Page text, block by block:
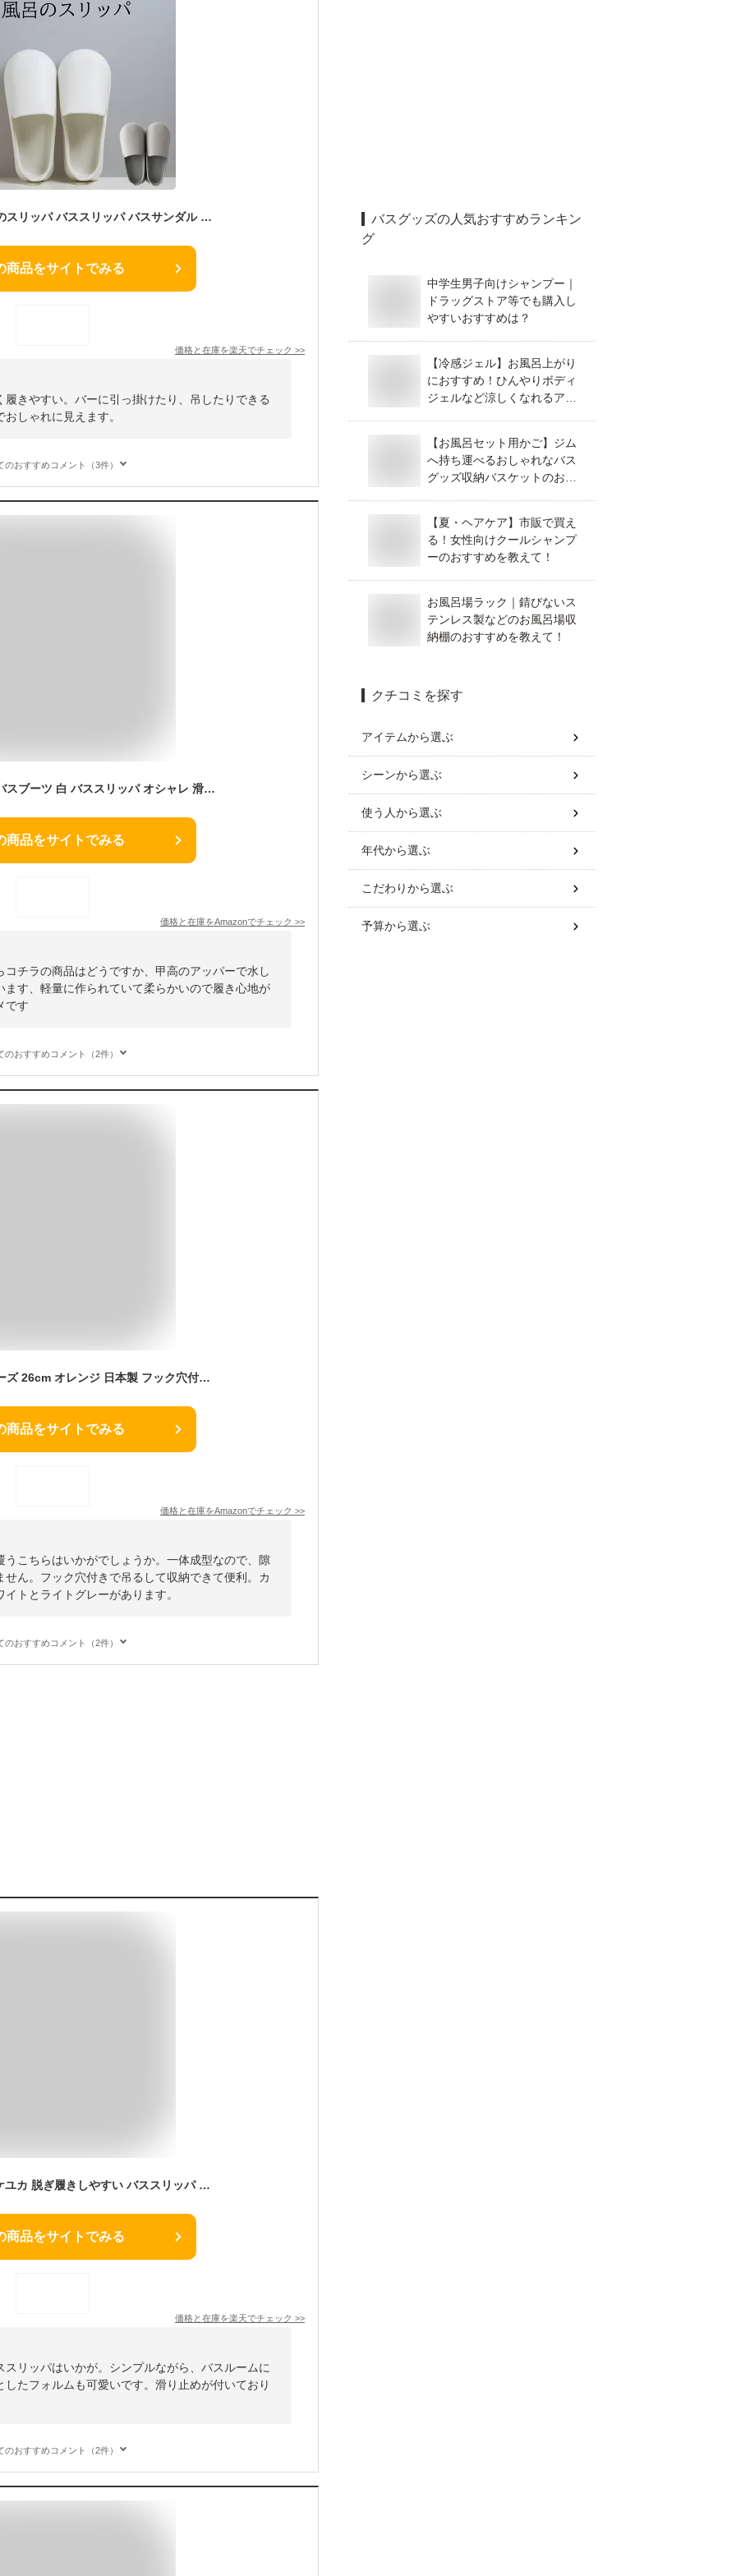
全国送料無料 お風呂のスリッパ バススリッパ バスサンダル サンダル ホワイト グレー シンプル お風呂スリッパ 外履き お風呂 白 おしゃれ 大掃除 ベランダ 軽量 バルコニー 庭 デッキ MARNA マーナ きれいに暮らす
商品をサイトでみる
価格と在庫を楽天でチェック >>
きやすい。バーに引っ掛けたり、吊したりできる
しゃれに見えます。
のおすすめコメント（3件）
コモライフ やわらかバスブーツ 白 バススリッパ オシャレ 滑りにくい 軽い 風呂 掃除 左右兼用 フック穴付き 23~27cm対応 バスブーツ 大きめ
商品をサイトでみる
価格と在庫をAmazonでチェック >>
チラの商品はどうですか、甲高のアッパーで水し
す、軽量に作られていて柔らかいので履き心地が
です
のおすすめコメント（2件）
ミツギロン バスシューズ 26cm オレンジ 日本製 フック穴付き すべりにくい バススリッパ バスブーツ フィオーレ BT-27 1足入
商品をサイトでみる
価格と在庫をAmazonでチェック >>
こちらはいかがでしょうか。一体成型なので、隙
ん。フック穴付きで吊るして収納できて便利。カ
トとライトグレーがあります。
のおすすめコメント（2件）
【KEYUCA公式店】ケユカ 脱ぎ履きしやすい バススリッパ ホワイト[風呂用スリッパ フリーサイズ 前詰まり 無地 シンプル おしゃれ お風呂 スリッパ バスシューズ バスグッズ お風呂掃除 バスサンダル すべり止め 滑り止め お風呂そうじ 掃除用品 バス用品 メンズ レディース]
商品をサイトでみる
価格と在庫を楽天でチェック >>
リッパはいかが。シンプルながら、バスルームに
たフォルムも可愛いです。滑り止めが付いており
のおすすめコメント（2件）
バスグッズの人気おすすめランキン
グ
中学生男子向けシャンプー｜
ドラッグストア等でも購入し
やすいおすすめは？
【冷感ジェル】お風呂上がり
におすすめ！ひんやりボディ
ジェルなど涼しくなれるアイ
【お風呂セット用かご】ジム
へ持ち運べるおしゃれなバス
グッズ収納バスケットのおす
【夏・ヘアケア】市販で買え
る！女性向けクールシャンプ
ーのおすすめを教えて！
お風呂場ラック｜錆びないス
テンレス製などのお風呂場収
納棚のおすすめを教えて！
クチコミを探す
アイテムから選ぶ
シーンから選ぶ
使う人から選ぶ
年代から選ぶ
こだわりから選ぶ
予算から選ぶ